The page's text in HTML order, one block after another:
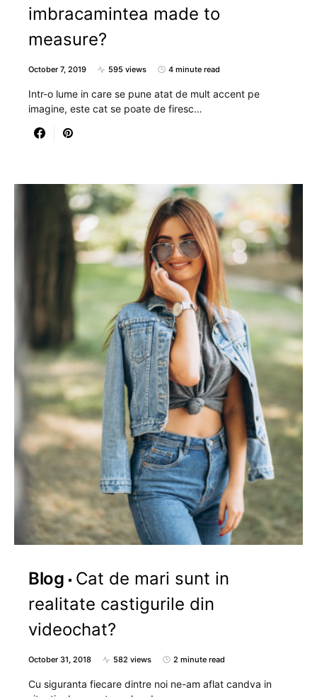
imbracamintea made to
measure?
October 7, 2019 595 views 4 minute read
Intr-o lume in care se pune atat de mult accent pe
imagine, este cat se poate de firesc…
Blog
Cat de mari sunt in
realitate castigurile din
videochat?
October 31, 2018 582 views 2 minute read
Cu siguranta fiecare dintre noi ne-am aflat candva in